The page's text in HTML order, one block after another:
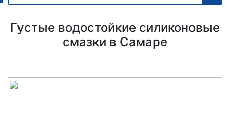
Густые водостойкие силиконовые
смазки в Самаре